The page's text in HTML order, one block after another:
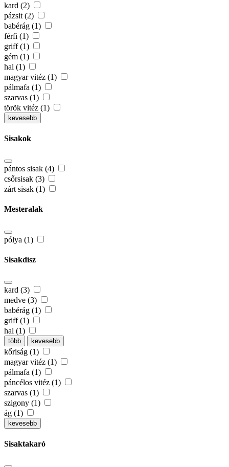
kard (2)
pázsit (2)
babérág (1)
férfi (1)
griff (1)
gém (1)
hal (1)
magyar vitéz (1)
pálmafa (1)
szarvas (1)
török vitéz (1)
kevesebb
Sisakok
pántos sisak (4)
csőrsisak (3)
zárt sisak (1)
Mesteralak
pólya (1)
Sisakdísz
kard (3)
medve (3)
babérág (1)
griff (1)
hal (1)
több kevesebb
kőriság (1)
magyar vitéz (1)
pálmafa (1)
páncélos vitéz (1)
szarvas (1)
szigony (1)
ág (1)
kevesebb
Sisaktakaró